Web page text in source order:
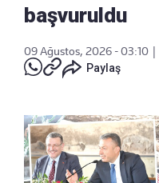
başvuruldu
09 Ağustos, 2026 - 03:10
Paylaş